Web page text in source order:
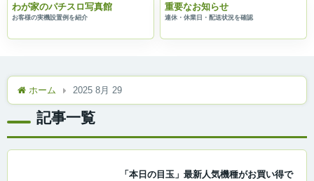
わが家のパチスロ写真館 重要なお知らせ
ホーム 2025 8月 29
記事一覧
「本日の目玉」最新人気機種がお買い得で